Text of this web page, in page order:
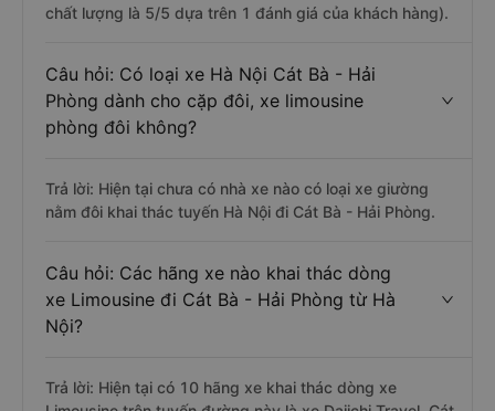
chất lượng là 5/5 dựa trên 1 đánh giá của khách hàng).
Câu hỏi: Có loại xe Hà Nội Cát Bà - Hải
Phòng dành cho cặp đôi, xe limousine
phòng đôi không?
Trả lời: Hiện tại chưa có nhà xe nào có loại xe giường
nằm đôi khai thác tuyến Hà Nội đi Cát Bà - Hải Phòng.
Câu hỏi: Các hãng xe nào khai thác dòng
xe Limousine đi Cát Bà - Hải Phòng từ Hà
Nội?
Trả lời: Hiện tại có 10 hãng xe khai thác dòng xe